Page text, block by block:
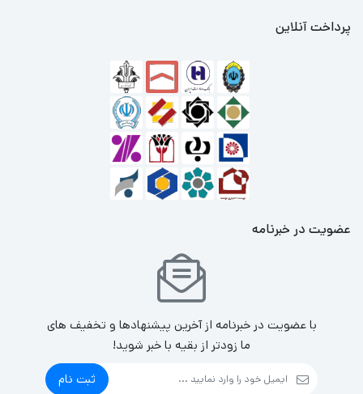
پرداخت آنلاین
عضویت در خبرنامه
با عضویت در خبرنامه از آخرین پیشنهادها و تخفیف های
ما زودتر از بقیه با خبر شوید!
ثبت نام